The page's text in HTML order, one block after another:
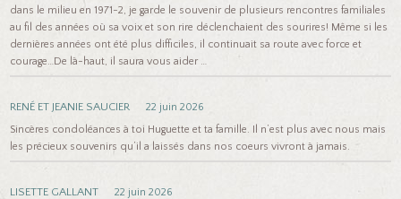
dans le milieu en 1971-2, je garde le souvenir de plusieurs rencontres familiales
au fil des années où sa voix et son rire déclenchaient des sourires! Même si les
dernières années ont été plus difficiles, il continuait sa route avec force et
courage…De là-haut, il saura vous aider …
RENÉ ET JEANIE SAUCIER
22 juin 2026
Sincères condoléances à toi Huguette et ta famille. Il n’est plus avec nous mais
les précieux souvenirs qu’il a laissés dans nos coeurs vivront à jamais.
LISETTE GALLANT
22 juin 2026